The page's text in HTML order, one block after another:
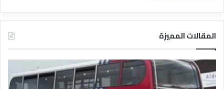
المقالات المميزة
ل
ي